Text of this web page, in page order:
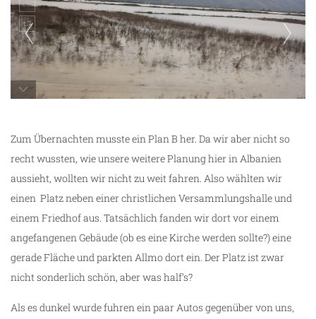
Zum Übernachten musste ein Plan B her. Da wir aber nicht so
recht wussten, wie unsere weitere Planung hier in Albanien
aussieht, wollten wir nicht zu weit fahren. Also wählten wir
einen Platz neben einer christlichen Versammlungshalle und
einem Friedhof aus. Tatsächlich fanden wir dort vor einem
angefangenen Gebäude (ob es eine Kirche werden sollte?) eine
gerade Fläche und parkten Allmo dort ein. Der Platz ist zwar
nicht sonderlich schön, aber was half’s?
Als es dunkel wurde fuhren ein paar Autos gegenüber von uns,